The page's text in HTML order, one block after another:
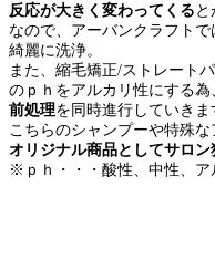
反応が大きく変わってくる と
なので、アーバンクラフト
綺麗に洗浄。
また、縮毛矯正/ストレート
のｐｈをアルカリ性にする為
前処理を同時進行していきま
こちらのシャンプーや特殊
オリジナル商品としてサロン
※ｐｈ・・・酸性、中性、ア